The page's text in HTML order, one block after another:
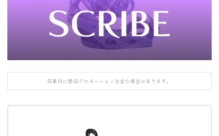
BURTON
CAPiTA
DRAKE
FANATIC
FIELD EARTH
記事内に商品プロモーションを含む場合があります。